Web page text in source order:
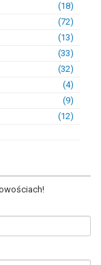
(18)
(72)
(13)
(33)
(32)
(4)
(9)
(12)